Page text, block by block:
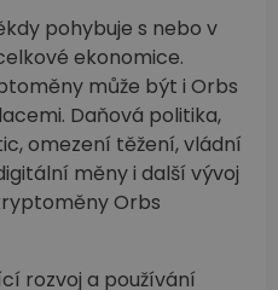
pohybuje s nebo v
ekonomice.
může být i Orbs
Daňová politika,
omezení těžení, vládní
měny i další vývoj
Orbs
rozvoj a používání